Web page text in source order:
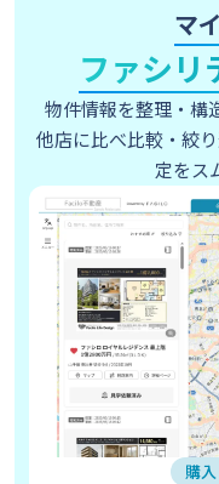
マ
ファシリ
物件情報を整理・構
他店に比べ比較・絞
定をス
購入